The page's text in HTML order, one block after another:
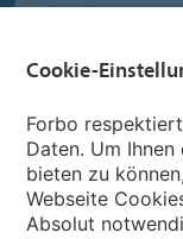
Forbo Flooring
Forbo Movement
Land auswählen
Cookie-
Forbo
Daten. Um
bieten zu
Webseite
Absolut